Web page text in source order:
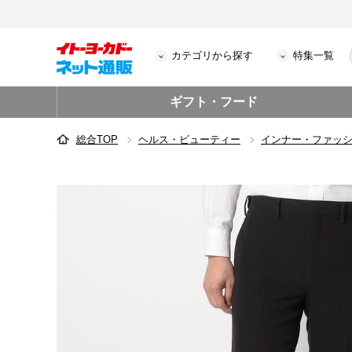
カテゴリから探す 特集一覧
ギフト・フード
総合TOP ヘルス・ビューティー インナー・ファッ